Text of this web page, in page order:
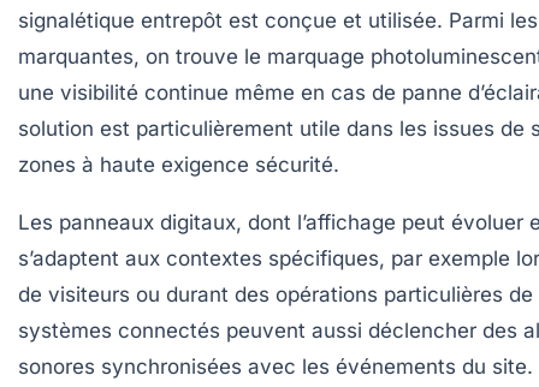
signalétique entrepôt est conçue et utilisée. Parmi
marquantes, on trouve le marquage
une visibilité continue même en cas de panne
solution est particulièrement utile dans les issues de
zones à haute exigence sécurité.
Les panneaux digitaux, dont l’affichage peut évoluer
s’adaptent aux contextes spécifiques, par exemple
de visiteurs ou durant des opérations particulières
systèmes connectés peuvent aussi déclencher des
sonores synchronisées avec les événements du site.